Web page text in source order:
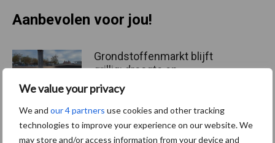
We value your privacy
We and our 4 partners use cookies and other tracking
technologies to improve your experience on our website. We
may store and/or access information from your device and
Aanbevolen voor jou!
Grondstoffenmarkt blijft
grillig: droogte en
geopolitiek houden handel
in de greep
De speenhuid: een vaak